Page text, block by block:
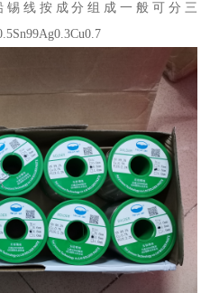
线按成分组成一般可分三